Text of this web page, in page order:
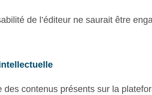
de l’éditeur ne saurait être
des contenus présents sur la